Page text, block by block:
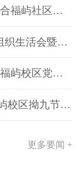
观片知敬畏 共建守底线 ——我总支联合福屿社区组织观看警示教育片《角头》
福屿校区第一支部召开2025年度专题组织生活会暨民主评议党员
树牢正确政绩观 奋进时代新征程 ——福屿校区党总支召开“树立和践行正确政绩观学习教育”动员部署
孝亲敬老迎拗九 温情福屿享安康｜福屿校区拗九节主题活动圆满落幕
更多要闻 +